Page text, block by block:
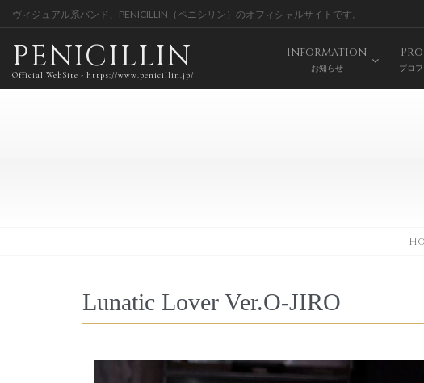
ヴィジュアル系バンド、PENICILLIN（ペニシリン）のオフィシャルサイトです。
PENICILLIN
Official WebSite - https://www.penicillin.jp/
Information
お知らせ プロ
Lunatic Lover Ver.O-JIRO